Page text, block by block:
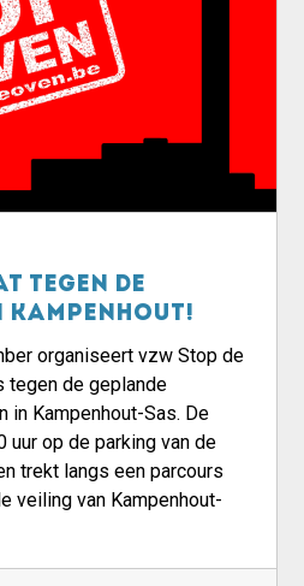
tegen de
organiseert vzw Stop de
tegen de geplande
in Kampenhout-Sas. De
uur op de parking van de
trekt langs een parcours
veiling van Kampenhout-